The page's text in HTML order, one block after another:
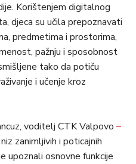
Korištenjem digitalnog
djeca su učila prepoznavati
predmetima i prostorima,
pažnju i sposobnost
tako da potiču
i učenje kroz
voditelj CTK Valpovo –
zanimljivih i poticajnih
upoznali osnovne funkcije